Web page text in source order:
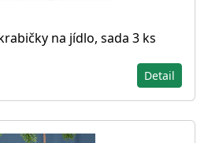
na jídlo, sada 3 ks
Detail